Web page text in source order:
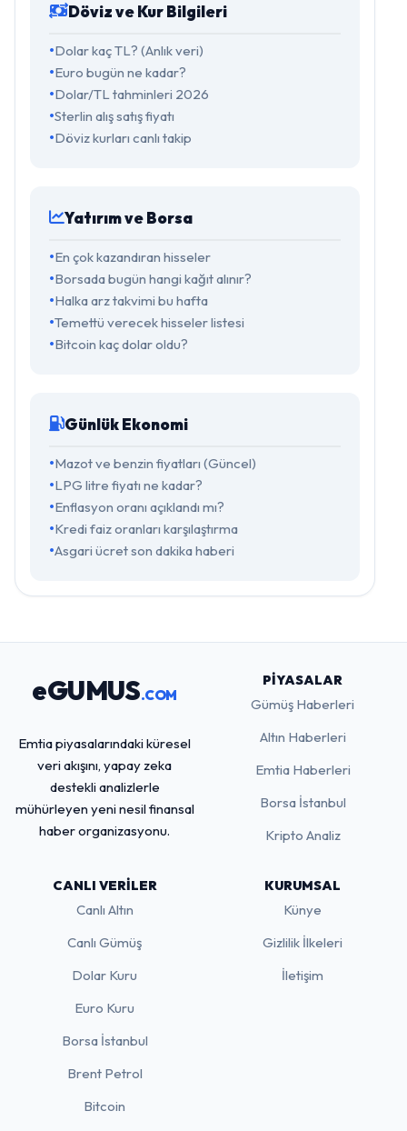
Döviz ve Kur Bilgileri
Dolar kaç TL? (Anlık veri)
Euro bugün ne kadar?
Dolar/TL tahminleri 2026
Sterlin alış satış fiyatı
Döviz kurları canlı takip
Yatırım ve Borsa
En çok kazandıran hisseler
Borsada bugün hangi kağıt alınır?
Halka arz takvimi bu hafta
Temettü verecek hisseler listesi
Bitcoin kaç dolar oldu?
Günlük Ekonomi
Mazot ve benzin fiyatları (Güncel)
LPG litre fiyatı ne kadar?
Enflasyon oranı açıklandı mı?
Kredi faiz oranları karşılaştırma
Asgari ücret son dakika haberi
eGUMUS.COM
Emtia piyasalarındaki küresel
veri akışını, yapay zeka
destekli analizlerle
mühürleyen yeni nesil finansal
haber organizasyonu.
PIYASALAR
Gümüş Haberleri
Altın Haberleri
Emtia Haberleri
Borsa İstanbul
Kripto Analiz
CANLI VERILER
Canlı Altın
Canlı Gümüş
Dolar Kuru
Euro Kuru
Borsa İstanbul
Brent Petrol
Bitcoin
KURUMSAL
Künye
Gizlilik İlkeleri
İletişim